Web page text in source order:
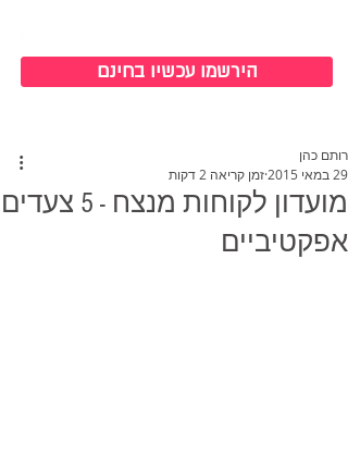
הירשמו עכשיו בחינם
מועדון לקוחות מנצח - 5 צעדים
אפקטיביים
רותם כהן
29 במאי 2015
זמן קריאה 2 דקות